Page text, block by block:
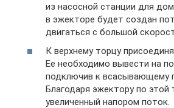
из насосной станции для
в эжекторе будет создан
двигаться с большой
К верхнему торцу
Ее необходимо вывести на
подключив к всасывающему
Благодаря эжектору по этой
увеличенный напором поток.